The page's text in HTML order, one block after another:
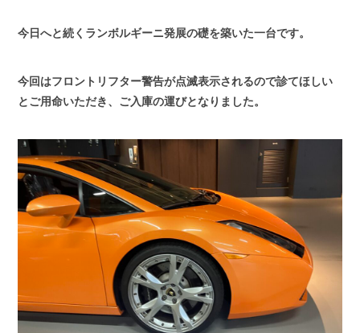
今日へと続くランボルギーニ発展の礎を築いた一台です。
今回はフロントリフター警告が点滅表示されるので診てほしい
とご用命いただき、ご入庫の運びとなりました。